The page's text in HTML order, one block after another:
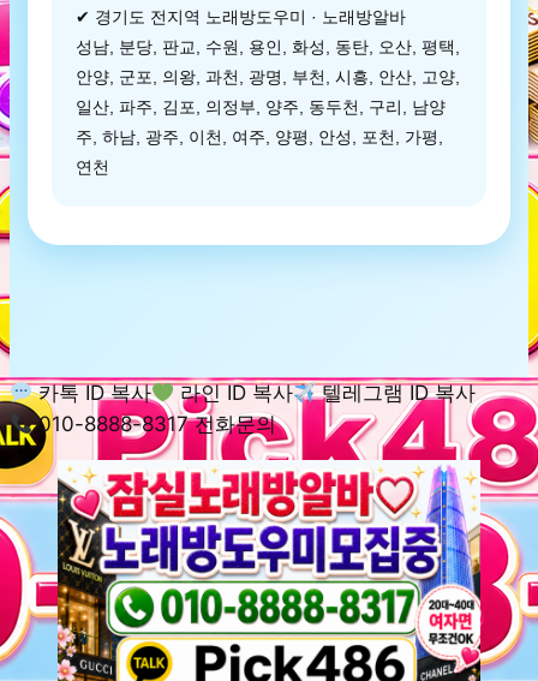
✔ 경기도 전지역 노래방도우미 · 노래방알바
성남, 분당, 판교, 수원, 용인, 화성, 동탄, 오산, 평택,
안양, 군포, 의왕, 과천, 광명, 부천, 시흥, 안산, 고양,
일산, 파주, 김포, 의정부, 양주, 동두천, 구리, 남양
주, 하남, 광주, 이천, 여주, 양평, 안성, 포천, 가평,
연천
카톡 ID 복사 라인 ID 복사
텔레그램 ID 복사
010-8888-8317 전화문의